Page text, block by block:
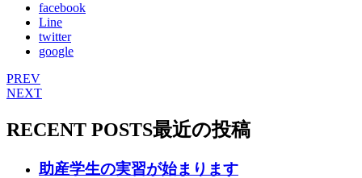
facebook
Line
twitter
google
PREV
NEXT
RECENT POSTS最近の投稿
助産学生の実習が始まります